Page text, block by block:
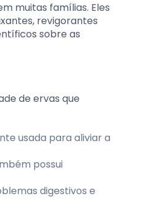
muitas famílias. Eles
revigorantes
sobre as
de ervas que
usada para aliviar a
possui
digestivos e